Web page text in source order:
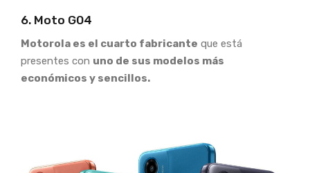
6. Moto G04
Motorola es el cuarto fabricante que está
presentes con uno de sus modelos más
económicos y sencillos.